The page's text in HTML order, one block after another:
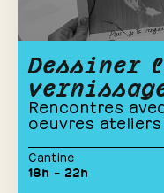
Dessiner
Rencontres
oeuvres ateliers
Cantine
18h – 22h